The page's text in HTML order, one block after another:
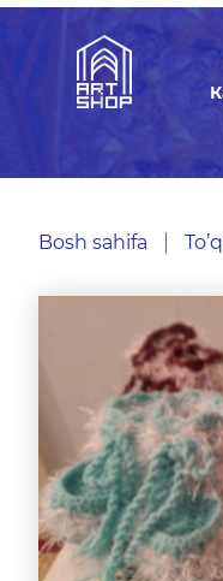
Bosh sahifa